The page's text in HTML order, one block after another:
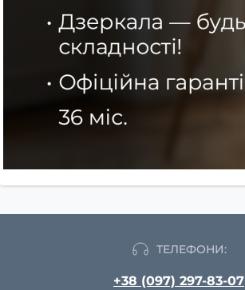
ТЕЛЕФОНИ:
+38 (097) 297-83-07